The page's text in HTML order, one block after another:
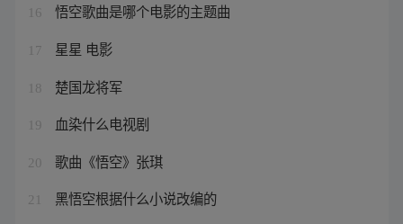
16 悟空歌曲是哪个电影的主题曲
17 星星 电影
18 楚国龙将军
19 血染什么电视剧
20 歌曲《悟空》张琪
21 黑悟空根据什么小说改编的